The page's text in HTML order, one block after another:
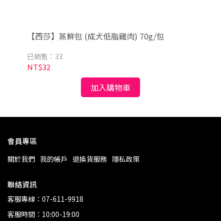
【西莎】蒸鮮包 (成犬低脂雞肉) 70g/包
已銷售：33
NT$32
加入購物車
會員專區
關於我們 我的帳戶 退換貨服務 隱私政策
聯絡資訊
客服專線：07-611-9918
客服時間：10:00-19:00